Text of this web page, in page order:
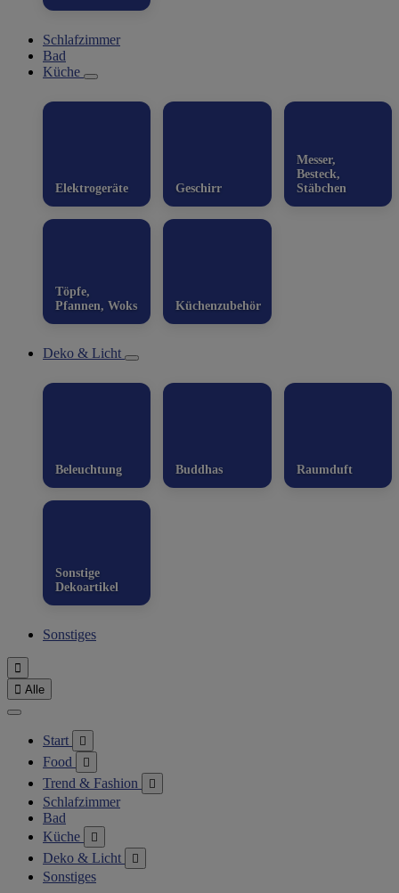
Schlafzimmer
Bad
Küche
Elektrogeräte Geschirr
Messer,
Besteck,
Stäbchen
Töpfe,
Pfannen, Woks
Küchenzubehör
Deko & Licht
Beleuchtung Buddhas Raumduft
Sonstige
Dekoartikel
Sonstiges

 Alle
Start 
Food 
Trend & Fashion 
Schlafzimmer
Bad
Küche

Deko & Licht 
Sonstiges